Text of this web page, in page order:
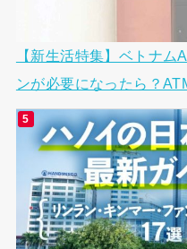
【新生活特集】ベトナ
ンが必要になったら？